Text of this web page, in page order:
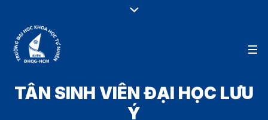
TÂN SINH VIÊN ĐẠI HỌC LƯU
Ý